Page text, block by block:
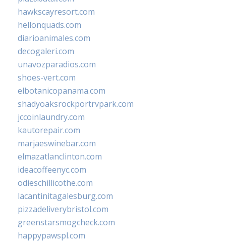
hawkscayresort.com
hellonquads.com
diarioanimales.com
decogaleri.com
unavozparadios.com
shoes-vert.com
elbotanicopanama.com
shadyoaksrockportrvpark.com
jccoinlaundry.com
kautorepair.com
marjaeswinebar.com
elmazatlanclinton.com
ideacoffeenyc.com
odieschillicothe.com
lacantinitagalesburg.com
pizzadeliverybristol.com
greenstarsmogcheck.com
happypawspl.com